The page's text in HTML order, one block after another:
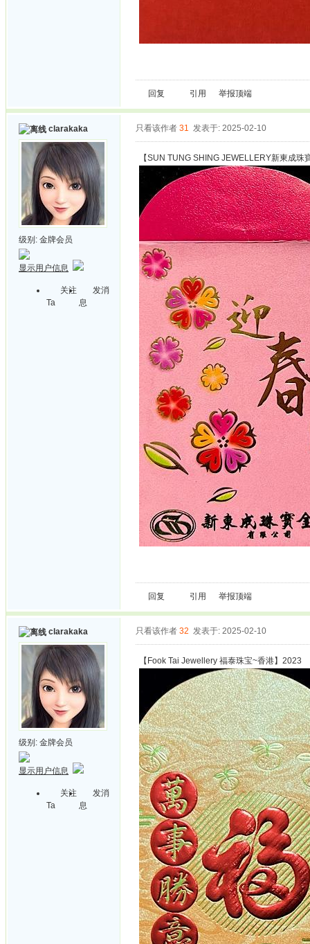
回复 引用 举报顶端
clarakaka
级别: 金牌会员
显示用户信息
关注
Ta
发消
息
只看该作者 31 发表于: 2025-02-10
【SUN TUNG SHING JEWELLERY新東成珠
回复 引用 举报顶端
clarakaka
级别: 金牌会员
显示用户信息
关注
Ta
发消
息
只看该作者 32 发表于: 2025-02-10
【Fook Tai Jewellery 福泰珠宝~香港】2023